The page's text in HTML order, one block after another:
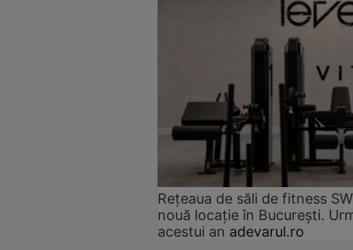
Rețeaua de săli de fitness
nouă locație în București.
acestui an adevarul.ro